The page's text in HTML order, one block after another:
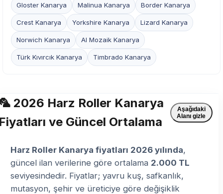
Gloster Kanarya Malinua Kanarya Border Kanarya
Crest Kanarya Yorkshire Kanarya Lizard Kanarya
Norwich Kanarya Al Mozaik Kanarya
Türk Kıvırcık Kanarya Timbrado Kanarya
2026 Harz Roller Kanarya
ve Güncel Ortalama
Aşağıdaki
Alanı gizle
Harz Roller Kanarya fiyatları 2026 yılında,
güncel ilan verilerine göre ortalama 2.000 TL
seviyesindedir. Fiyatlar; yavru kuş, safkanlık,
mutasyon, şehir ve üreticiye göre değişiklik